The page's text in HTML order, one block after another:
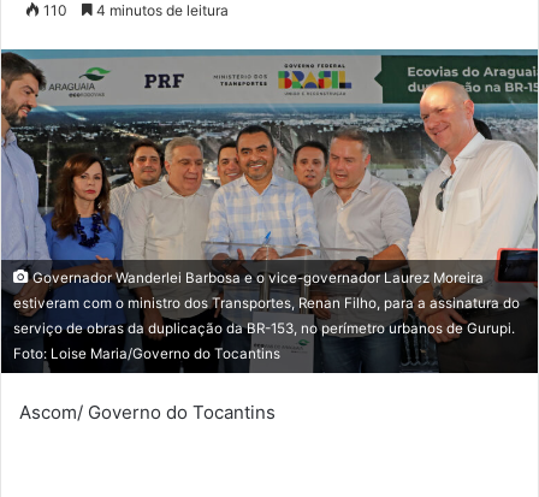
d
e
u
m
e
-
a
110 4 minutos de leitura
Governador Wanderlei Barbosa e o vice-governador Laurez Moreira
estiveram com o ministro dos Transportes, Renan Filho, para a assinatura do
serviço de obras da duplicação da BR-153, no perímetro urbanos de Gurupi.
Foto: Loise Maria/Governo do Tocantins
Ascom/ Governo do Tocantins